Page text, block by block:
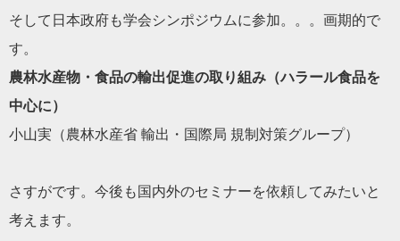
そして日本政府も学会シンポジウムに参加。。。画期的で
す。
農林水産物・食品の輸出促進の取り組み（ハラール食品を
中心に）
小山実（農林水産省 輸出・国際局 規制対策グループ）
さすがです。今後も国内外のセミナーを依頼してみたいと
考えます。